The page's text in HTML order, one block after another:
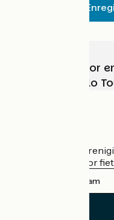
Kies, bereid voor
met France Vélo
De nationale
officiële gids voor
Instagram